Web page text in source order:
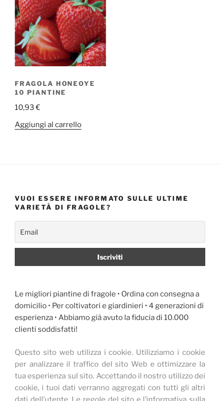
FRAGOLA HONEOYE
10 PIANTINE
10,93€
Aggiungi al carrello
VUOI ESSERE INFORMATO SULLE ULTIME
VARIETÀ DI FRAGOLE?
Le migliori piantine di fragole • Ordina con consegna a
domicilio • Per coltivatori e giardinieri • 4 generazioni di
esperienza • Abbiamo già avuto la fiducia di 10.000
clienti soddisfatti!
Questo sito web utilizza i cookie. Utilizziamo i cookie
per analizzare il traffico del sito Web e ottimizzare la
tua esperienza sul sito. Accettando il nostro utilizzo dei
cookie, i tuoi dati verranno aggregati con tutti gli altri